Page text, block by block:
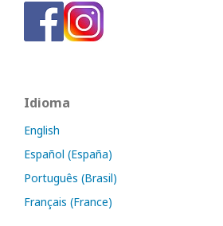
Idioma
English
Español (España)
Português (Brasil)
Français (France)